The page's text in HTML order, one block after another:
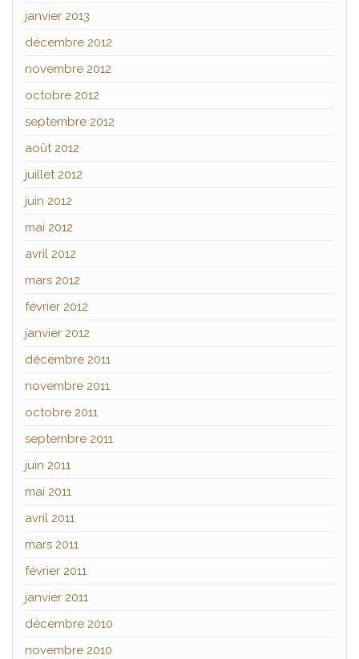
janvier 2013
décembre 2012
novembre 2012
octobre 2012
septembre 2012
août 2012
juillet 2012
juin 2012
mai 2012
avril 2012
mars 2012
février 2012
janvier 2012
décembre 2011
novembre 2011
octobre 2011
septembre 2011
juin 2011
mai 2011
avril 2011
mars 2011
février 2011
janvier 2011
décembre 2010
novembre 2010